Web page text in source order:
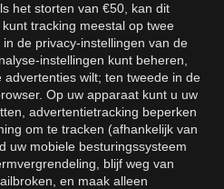
het storten van €50, kan dit
tracking meestal op twee
de privacy-instellingen van de
instellingen kunt beheren,
wilt; ten tweede in de
Op uw apparaat kunt u uw
advertentietracking beperken
om te tracken (afhankelijk van
uw mobiele besturingssysteem
blijf weg van
en maak alleen